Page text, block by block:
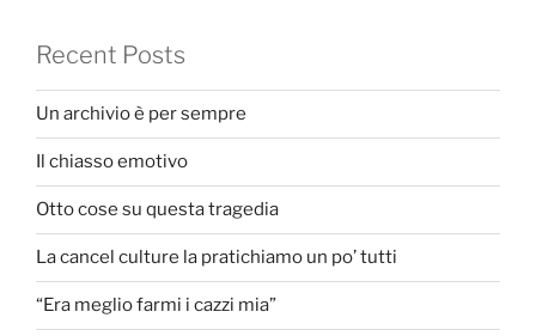
Recent Posts
Un archivio è per sempre
Il chiasso emotivo
Otto cose su questa tragedia
La cancel culture la pratichiamo un po’ tutti
“Era meglio farmi i cazzi mia”